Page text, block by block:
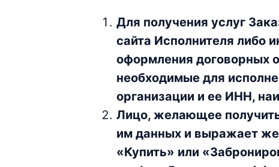
Для получения услуг
сайта Исполнителя либо
оформления договорных
необходимые для
организации и ее ИНН,
Лицо, желающее
им данных и выражает
«Купить» или